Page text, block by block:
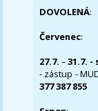
DOVOLENÁ:
Červenec:
27.7.–31.7.
- zástup -
377 387 855